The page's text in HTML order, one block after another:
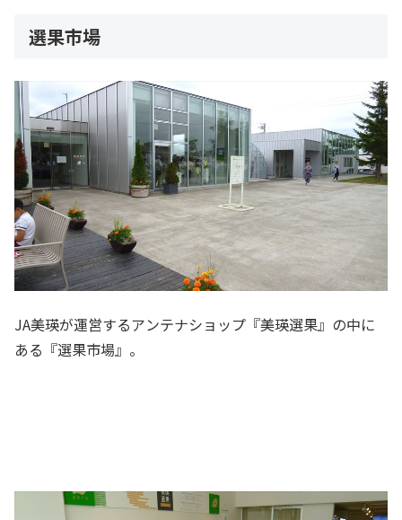
選果市場
JA美瑛が運営するアンテナショップ『美瑛選果』の中に
ある『選果市場』。